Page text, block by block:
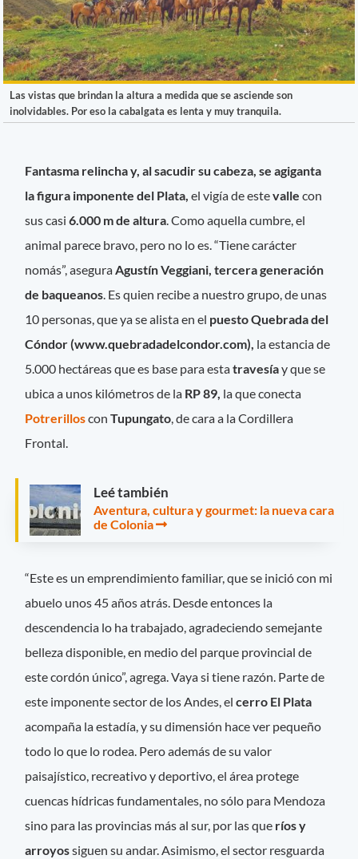
Las vistas que brindan la altura a medida que se asciende son
inolvidables. Por eso la cabalgata es lenta y muy tranquila.
Fantasma relincha y, al sacudir su cabeza, se agiganta
la figura imponente del Plata, el vigía de estevallecon
sus casi 6.000 m de altura . Como aquella cumbre, el
animal parece bravo, pero no lo es. “Tiene carácter
nomás”, asegura Agustín Veggiani, tercera generación
de baqueanos . Es quien recibe a nuestro grupo, de unas
10 personas, que ya se alista en el puesto Quebrada del
Cóndor (www.quebradadelcondor.com), la estancia de
5.000 hectáreas que es base para estatravesíay que se
ubica a unos kilómetros de la RP 89, la que conecta
PotrerillosconTupungato , de cara a la Cordillera
Frontal.
Leé también
Aventura, cultura y gourmet: la nueva cara
de Colonia
“Este es un emprendimiento familiar, que se inició con mi
abuelo unos 45 años atrás. Desde entonces la
descendencia lo ha trabajado, agradeciendo semejante
belleza disponible, en medio del parque provincial de
este cordón único”, agrega. Vaya si tiene razón. Parte de
este imponente sector de los Andes, el cerro El Plata
acompaña la estadía, y su dimensión hace ver pequeño
todo lo que lo rodea. Pero además de su valor
paisajístico, recreativo y deportivo, el área protege
cuencas hídricas fundamentales, no sólo para Mendoza
sino para las provincias más al sur, por las que ríos y
arroyossiguen su andar. Asimismo, el sector resguarda